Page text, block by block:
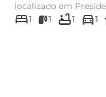
localizado em
útil de 37 m², es...
bed1 1 bathtub1 directions_car1